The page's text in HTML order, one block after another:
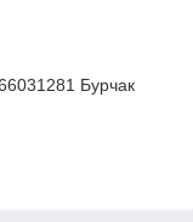
Бурчак